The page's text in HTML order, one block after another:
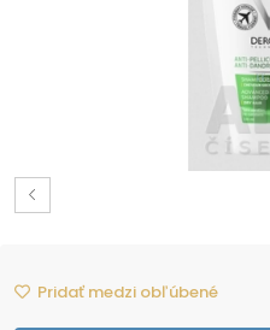
Pridať medzi obľúbené